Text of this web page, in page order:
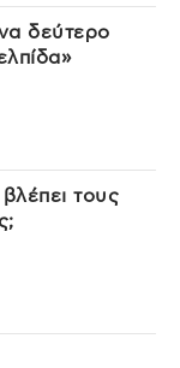
δεύτερο
τους